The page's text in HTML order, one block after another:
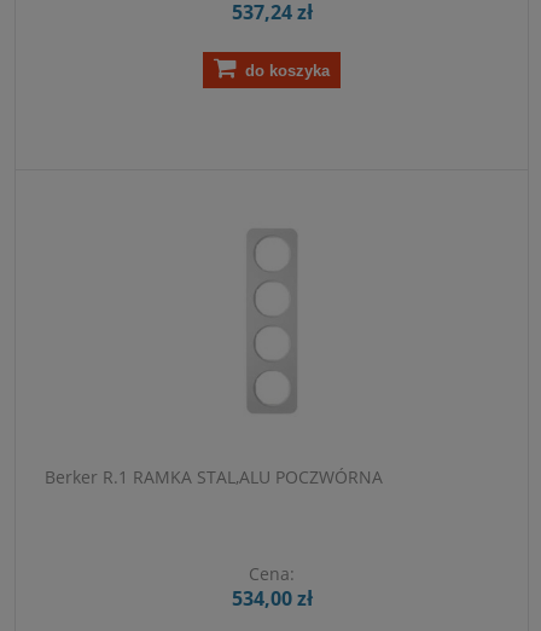
537,24 zł
do koszyka
Berker R.1 RAMKA STAL,ALU POCZWÓRNA
Cena:
534,00 zł